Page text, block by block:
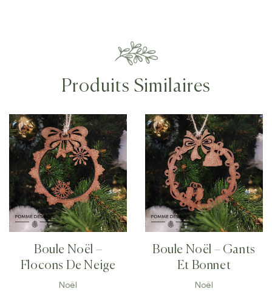
Produits Similaires
Boule Noël –
Flocons De Neige
Noël
Boule Noël – Gants
Et Bonnet
Noël